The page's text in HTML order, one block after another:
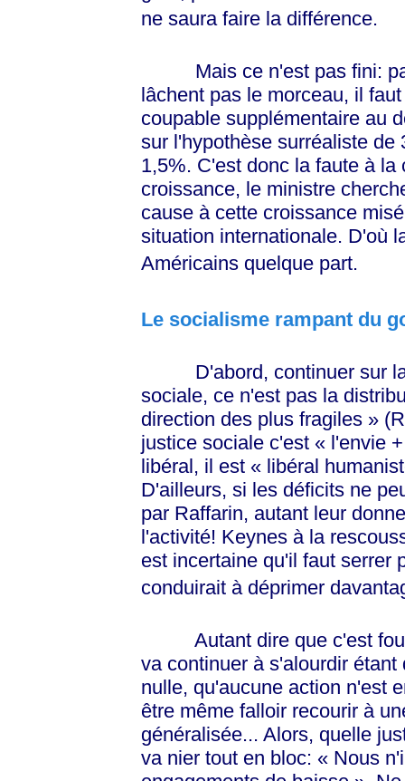
ne saura faire la différence.
Mais ce n'est pas fini:
lâchent pas le morceau, il
coupable supplémentaire au
sur l'hypothèse surréaliste
1,5%. C'est donc la faute à
croissance, le ministre
cause à cette croissance
situation internationale. D'où
Américains quelque part.
Le socialisme rampant du
D'abord, continuer sur la
sociale, ce n'est pas la
direction des plus fragiles »
justice sociale c'est « l'envie
libéral, il est « libéral
D'ailleurs, si les déficits ne
par Raffarin, autant leur
l'activité! Keynes à la
est incertaine qu'il faut serrer
conduirait à déprimer
Autant dire que c'est
va continuer à s'alourdir
nulle, qu'aucune action n'est
être même falloir recourir à
généralisée... Alors, quelle
va nier tout en bloc: « Nous